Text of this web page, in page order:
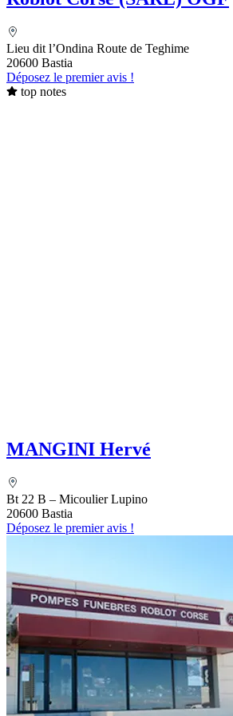
Lieu dit l’Ondina Route de Teghime
20600 Bastia
Déposez le premier avis !
top notes
MANGINI Hervé
Bt 22 B – Micoulier Lupino
20600 Bastia
Déposez le premier avis !